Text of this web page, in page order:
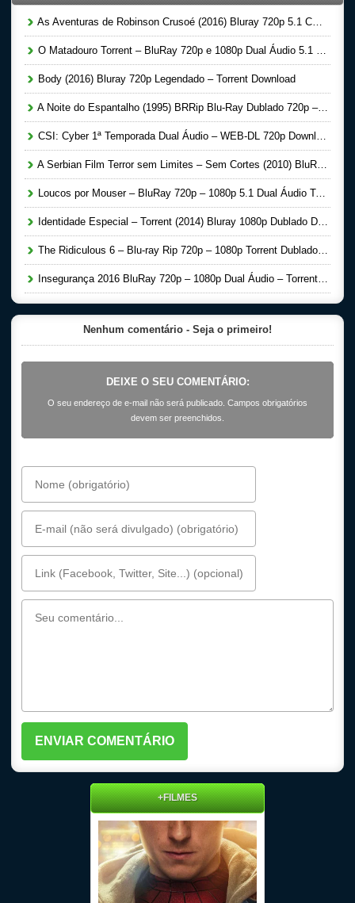
As Aventuras de Robinson Crusoé (2016) Bluray 720p 5.1 CH Legendado – Torrent Download
O Matadouro Torrent – BluRay 720p e 1080p Dual Áudio 5.1 Download (2016)
Body (2016) Bluray 720p Legendado – Torrent Download
A Noite do Espantalho (1995) BRRip Blu-Ray Dublado 720p – 1080p Torrent
CSI: Cyber 1ª Temporada Dual Áudio – WEB-DL 720p Download Torrent (2015)
A Serbian Film Terror sem Limites – Sem Cortes (2010) BluRay 720p Legendado Download Torrent
Loucos por Mouser – BluRay 720p – 1080p 5.1 Dual Áudio Torrent Download (2016)
Identidade Especial – Torrent (2014) Bluray 1080p Dublado Download
The Ridiculous 6 – Blu-ray Rip 720p – 1080p Torrent Dublado 5.1 Download (2015)
Insegurança 2016 BluRay 720p – 1080p Dual Áudio – Torrent Download
Nenhum comentário - Seja o primeiro!
DEIXE O SEU COMENTÁRIO:
O seu endereço de e-mail não será publicado. Campos obrigatórios
devem ser preenchidos.
+FILMES